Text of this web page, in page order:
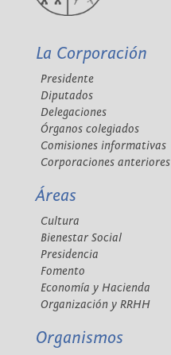
La Corporación
Presidente
Diputados
Delegaciones
Órganos colegiados
Comisiones informativas
Corporaciones anteriores
Áreas
Cultura
Bienestar Social
Presidencia
Fomento
Economía y Hacienda
Organización y RRHH
Organismos